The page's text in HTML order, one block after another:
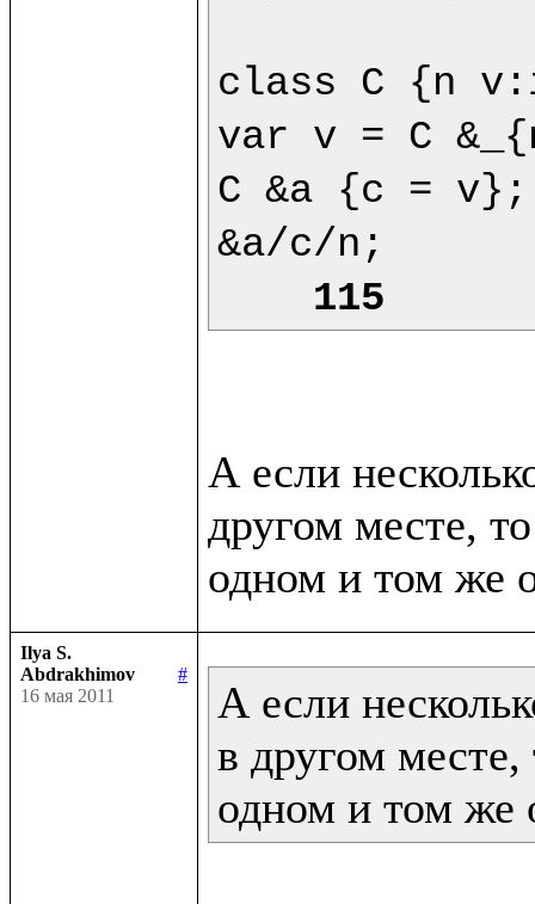
class C {n
var v = C
C &a {c = v};
&a/c/n;
115
А если
другом месте,
Ilya S.
Abdrakhimov
#
16 мая 2011
А если
в другом месте,
одном и том же